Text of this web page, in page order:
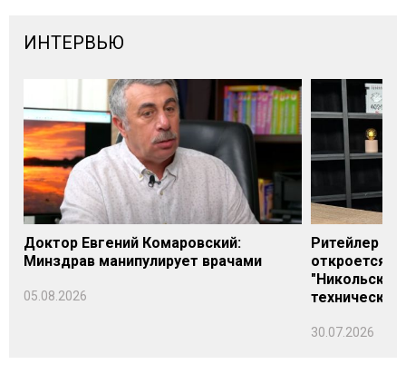
ИНТЕРВЬЮ
Доктор Евгений Комаровский:
Минздрав манипулирует врачами
05.08.2026
Ритейлер
откроется
технических
30.07.2026